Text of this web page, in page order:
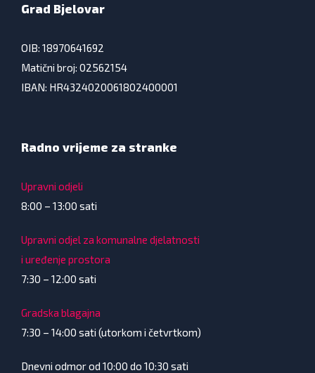
Grad Bjelovar
OIB: 18970641692
Matični broj: 02562154
IBAN: HR4324020061802400001
Radno vrijeme za stranke
Upravni odjeli
8:00 – 13:00 sati
Upravni odjel za komunalne djelatnosti
i uređenje prostora
7:30 – 12:00 sati
Gradska blagajna
7:30 – 14:00 sati (utorkom i četvrtkom)
Dnevni odmor od 10:00 do 10:30 sati